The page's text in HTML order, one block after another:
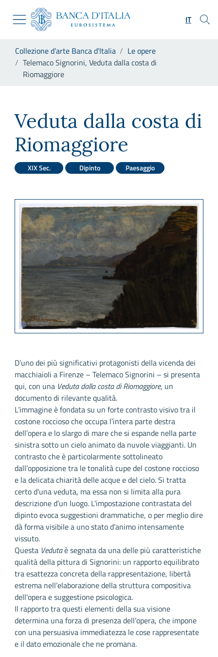
Skip to Main Content
Vai al sito istituzionale
Vai al menu di navigazione
Vai alla ricerca
Vai al footer
IT
Collezione d'arte Banca d'Italia
Le opere
Telemaco Signorini, Veduta dalla costa di
Riomaggiore
Veduta dalla costa di
Riomaggiore
XIX Sec. Dipinto Paesaggio
D’uno dei più significativi protagonisti della vicenda dei
macchiaioli a Firenze – Telemaco Signorini – si presenta
qui, con una Veduta dalla costa di Riomaggiore, un
documento di rilevante qualità.
L’immagine è fondata su un forte contrasto visivo tra il
costone roccioso che occupa l’intera parte destra
dell’opera e lo slargo di mare che si espande nella parte
sinistra sotto un cielo animato da nuvole viaggianti. Un
contrasto che è particolarmente sottolineato
dall’opposizione tra le tonalità cupe del costone roccioso
e la delicata chiarità delle acque e del cielo. Si tratta
certo d’una veduta, ma essa non si limita alla pura
descrizione d’un luogo. L’impostazione contrastata del
dipinto evoca suggestioni drammatiche, o per meglio dire
dà forma visibile a uno stato d’animo intensamente
vissuto.
Questa Vedutaè segnata da una delle più caratteristiche
qualità della pittura di Signorini: un rapporto equilibrato
tra esattezza concreta della rappresentazione, libertà
estrema nell’elaborazione della struttura compositiva
dell’opera e suggestione psicologica.
Il rapporto tra questi elementi della sua visione
determina una forza di presenza dell’opera, che impone
con una persuasiva immediatezza le cose rappresentate
e il dato emozionale che ne promana.